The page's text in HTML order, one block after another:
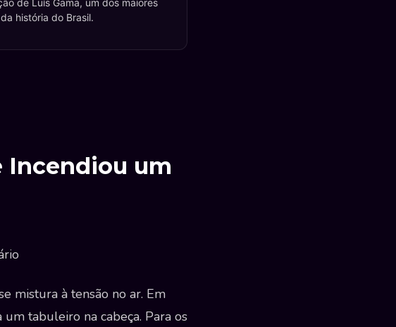
de Luís Gama, um dos maiores
história do Brasil.
Incendiou um
mistura à tensão no ar. Em
tabuleiro na cabeça. Para os